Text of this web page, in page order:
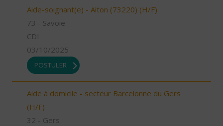
Aide-soignant(e) - Aiton (73220) (H/F)
73 - Savoie
CDI
03/10/2025
POSTULER
Aide à domicile - secteur Barcelonne du Gers
(H/F)
32 - Gers